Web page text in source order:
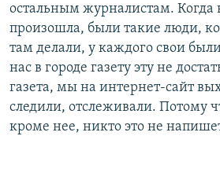
остальным журналистам. Когда
произошла, были такие люди,
там делали, у каждого свои
нас в городе газету эту не
газета, мы на интернет-сайт
следили, отслеживали. Потому
кроме нее, никто это не